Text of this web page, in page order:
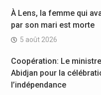
À Lens, la femme qui
par son mari est morte
5 août 2026
Coopération: Le
Abidjan pour la
l’indépendance